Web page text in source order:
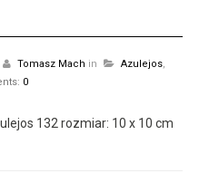
Tomasz Mach in Azulejos
0
132 rozmiar: 10 x 10 cm